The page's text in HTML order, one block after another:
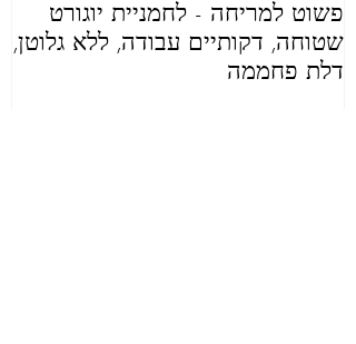
פשוט למריחה - לחמניית יוגורט
שטוחה, דקותיים עבודה, ללא גלוטן,
דלת פחממה